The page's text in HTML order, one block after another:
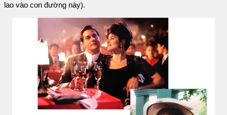
lao vào con đường này).